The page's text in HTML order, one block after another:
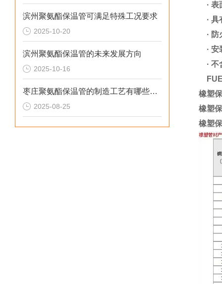
滨州聚氨酯保温管可满足特殊工况要求
2025-10-20
滨州聚氨酯保温管的未来发展方向
2025-10-16
枣庄聚氨酯保温管的制造工艺有哪些特点？
2025-08-25
· 表
· 具
· 防
· 安
· 不
橡塑
橡塑
橡塑